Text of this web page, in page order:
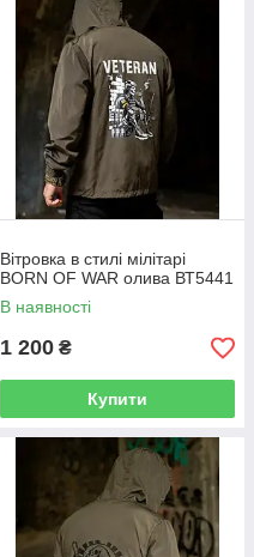
Вітровка в стилі мілітарі
BORN OF WAR олива ВТ5441
В наявності
1 200 ₴
Купити